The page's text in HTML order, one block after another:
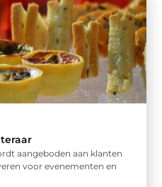
aangeboden aan klanten
voor evenementen en